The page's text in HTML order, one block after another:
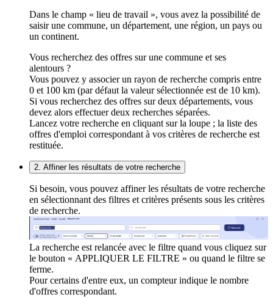
Dans le champ « lieu de travail », vous avez la possibilité de
saisir une commune, un département, une région, un pays ou
un continent.
Vous recherchez des offres sur une commune et ses
alentours ?
Vous pouvez y associer un rayon de recherche compris entre
0 et 100 km (par défaut la valeur sélectionnée est de 10 km).
Si vous recherchez des offres sur deux départements, vous
devez alors effectuer deux recherches séparées.
Lancez votre recherche en cliquant sur la loupe ; la liste des
offres d'emploi correspondant à vos critères de recherche est
restituée.
2. Affiner les résultats de votre recherche
Si besoin, vous pouvez affiner les résultats de votre recherche
en sélectionnant des filtres et critères présents sous les critères
de recherche.
La recherche est relancée avec le filtre quand vous cliquez sur
le bouton « APPLIQUER LE FILTRE » ou quand le filtre se
ferme.
Pour certains d'entre eux, un compteur indique le nombre
d'offres correspondant.